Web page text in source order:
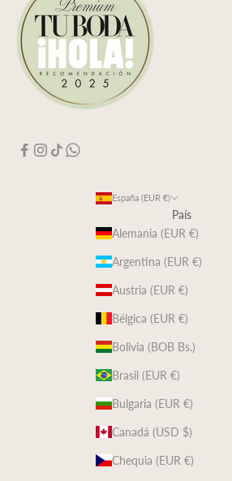
España (EUR €)
País
Alemania (EUR €)
Argentina (EUR €)
Austria (EUR €)
Bélgica (EUR €)
Bolivia (BOB Bs.)
Brasil (EUR €)
Bulgaria (EUR €)
Canadá (USD $)
Chequia (EUR €)